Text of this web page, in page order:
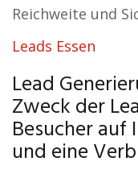
Reichweite und
Leads Essen
Lead
Zweck der
Besucher auf
und eine